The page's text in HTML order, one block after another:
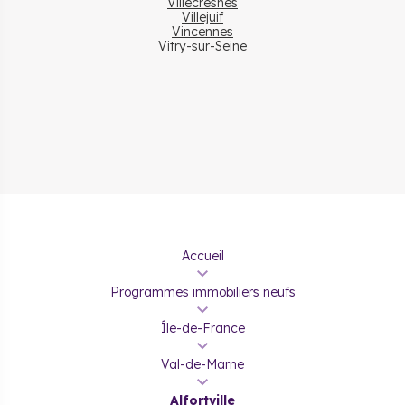
intérêts. Ce montant sert à financer seulement une partie du
Comme son nom le laisse penser, le statut LMNP s’adresse
aux loueurs non professionnels qui souhaitent proposer leur
bien en meublé. Grâce à ce dispositif, la rentabilité est plus
intéressante, car d’une part les loyers sont plus élevés.
D’autre part, il est possible d’optimiser son imposition, car les
Villejuif
Vincennes
Vitry-sur-Seine
Accueil
Programmes immobiliers neufs
Île-de-France
Val-de-Marne
Alfortville